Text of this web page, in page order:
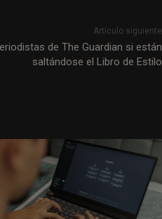
Artículo siguiente
de The Guardian si están
saltándose el Libro de Estilo